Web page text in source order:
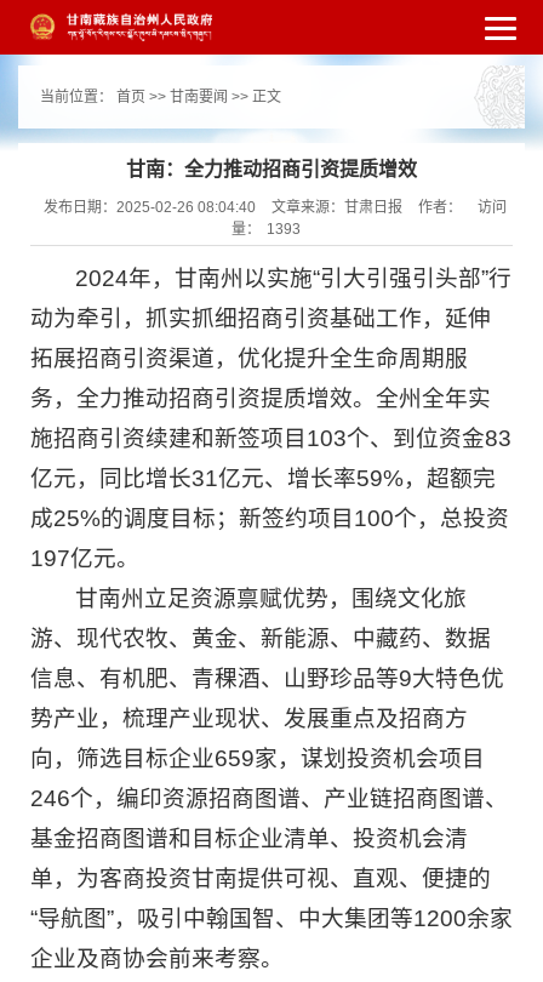
网站无障
碍 打开适老化模式 登录
当前位置： 首页 >> 甘南要闻 >> 正文
甘南：全力推动招商引资提质增效
发布日期：2025-02-26 08:04:40 文章来源：甘肃日报 作者：
访问
量：
1393
2024年，甘南州以实施“引大引强引头部”行
动为牵引，抓实抓细招商引资基础工作，延伸
拓展招商引资渠道，优化提升全生命周期服
务，全力推动招商引资提质增效。全州全年实
施招商引资续建和新签项目103个、到位资金83
亿元，同比增长31亿元、增长率59%，超额完
成25%的调度目标；新签约项目100个，总投资
197亿元。
甘南州立足资源禀赋优势，围绕文化旅
游、现代农牧、黄金、新能源、中藏药、数据
信息、有机肥、青稞酒、山野珍品等9大特色优
势产业，梳理产业现状、发展重点及招商方
向，筛选目标企业659家，谋划投资机会项目
246个，编印资源招商图谱、产业链招商图谱、
基金招商图谱和目标企业清单、投资机会清
单，为客商投资甘南提供可视、直观、便捷的
“导航图”，吸引中翰国智、中大集团等1200余家
企业及商协会前来考察。